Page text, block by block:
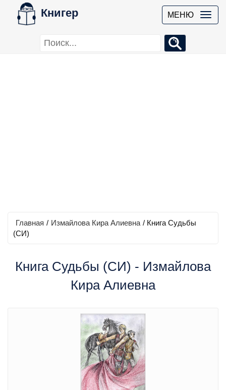
Книгер МЕНЮ
Главная / Измайлова Кира Алиевна / Книга Судьбы
(СИ)
Книга Судьбы (СИ) - Измайлова
Кира Алиевна